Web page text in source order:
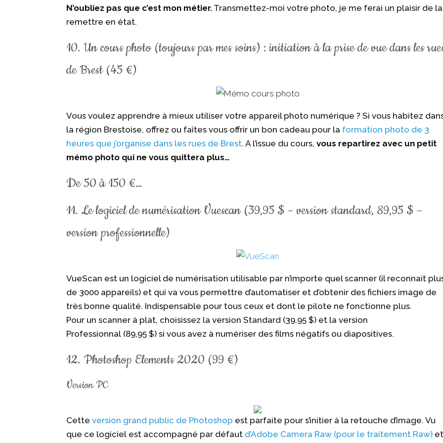
N’oubliez pas que c’est mon métier. Transmettez-moi votre photo, je me ferai un plaisir de la
remettre en état.
10. Un cours photo (toujours par mes soins) : initiation à la prise de vue dans les
de Brest (45 €)
Vous voulez apprendre à mieux utiliser votre appareil photo numérique ? Si vous habitez
la région Brestoise, offrez ou faîtes vous offrir un bon cadeau pour la formation photo de 3
heures que j’organise dans les rues de Brest. A l’issue du cours,vous repartirez avec un petit
mémo photo qui ne vous quittera plus…
De 50 à 150 €…
11. Le logiciel de numérisation Vuescan (39,95 $ – version standard, 89,95 $ –
version professionnelle)
VueScan est un logiciel de numérisation utilisable par n’importe quel scanner (il reconnait
de 3000 appareils) et qui va vous permettre d’automatiser et d’obtenir des fichiers image de
très bonne qualité. Indispensable pour tous ceux et dont le pilote ne fonctionne plus.
Pour un scanner à plat, choisissez la version Standard (39,95 $) et la version
Professionnal (89,95 $) si vous avez à numériser des films négatifs ou diapositives.
12. Photoshop Elements 2020 (99 €)
Version PC
Cetteversion grand public de Photoshop est parfaite pour s’initier à la retouche d’image. Vu
que ce logiciel est accompagné par défaut d’Adobe Camera Raw (pour le traitement Raw)